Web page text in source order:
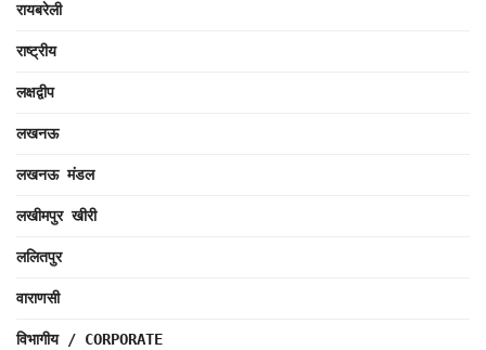
रायबरेली
राष्ट्रीय
लक्षद्वीप
लखनऊ
लखनऊ मंडल
लखीमपुर खीरी
ललितपुर
वाराणसी
विभागीय / CORPORATE